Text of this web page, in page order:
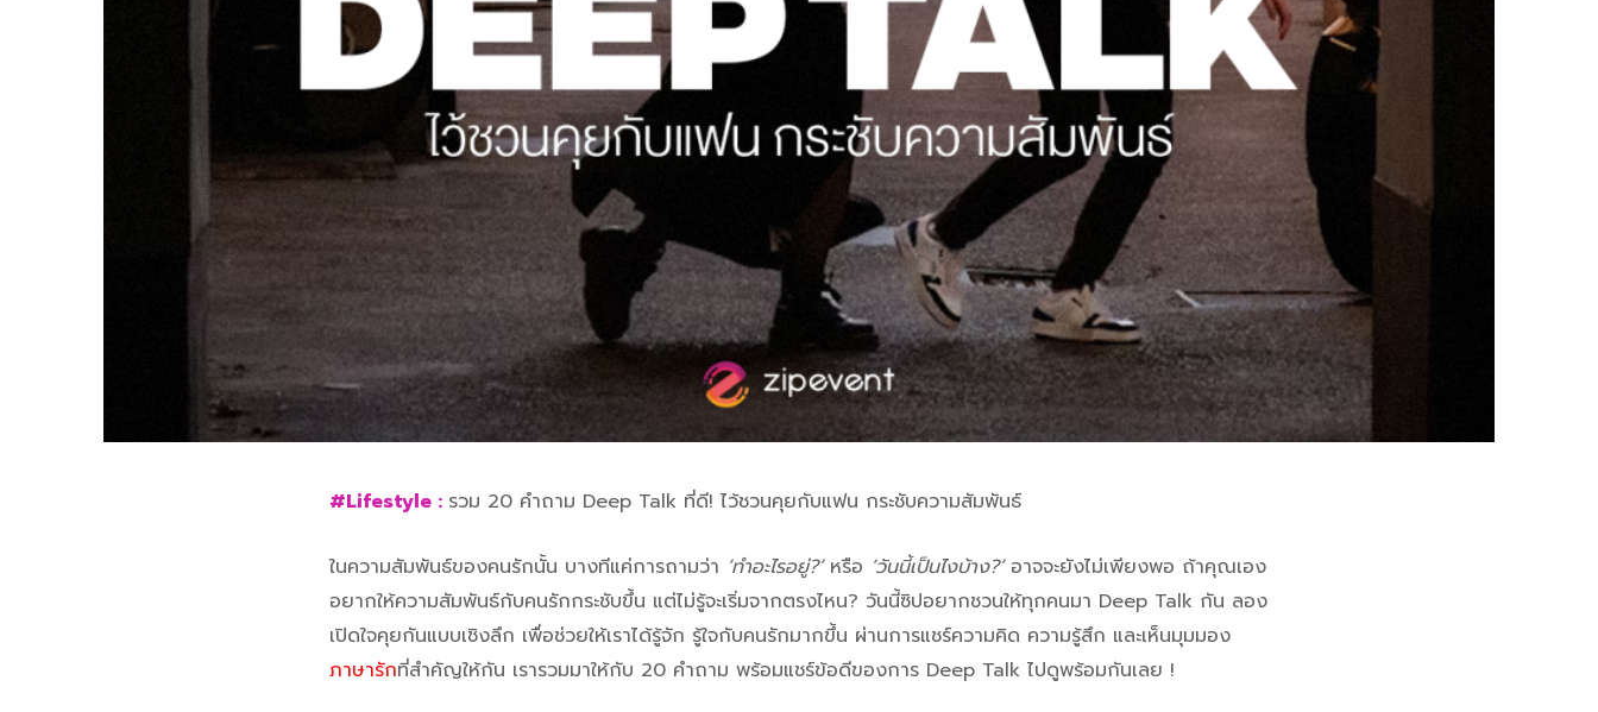
#Lifestyle : รวม 20 คำถาม Deep Talk ที่ดี! ไว้ชวนคุยกับแฟน กระชับความสัมพันธ์
ในความสัมพันธ์ของคนรักนั้น บางทีแค่การถามว่า ‘ทำอะไรอยู่?’หรือ ‘วันนี้เป็นไงบ้าง?’อาจจะยังไม่เพียงพอ ถ้าคุณเอง
อยากให้ความสัมพันธ์กับคนรักกระชับขึ้น แต่ไม่รู้จะเริ่มจากตรงไหน? วันนี้ซิปอยากชวนให้ทุกคนมา Deep Talk กัน ลอง
เปิดใจคุยกันแบบเชิงลึก เพื่อช่วยให้เราได้รู้จัก รู้ใจกับคนรักมากขึ้น ผ่านการแชร์ความคิด ความรู้สึก และเห็นมุมมอง
ภาษารักที่สำคัญให้กัน เรารวมมาให้กับ 20 คำถาม พร้อมแชร์ข้อดีของการ Deep Talk ไปดูพร้อมกันเลย !